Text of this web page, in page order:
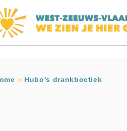
Hubo's drankboetiek